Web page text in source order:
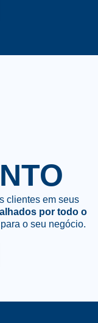
clientes em seus
por todo o
o seu negócio.